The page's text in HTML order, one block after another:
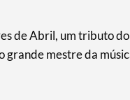
de Abril, um tributo do
grande mestre da